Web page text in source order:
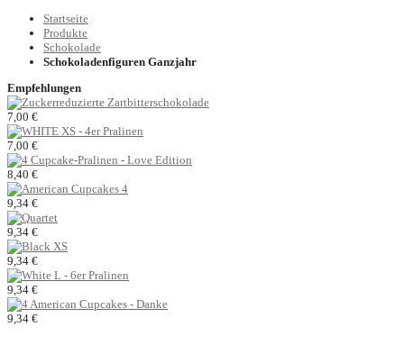
Startseite
Produkte
Schokolade
Schokoladenfiguren Ganzjahr
Empfehlungen
7,00 €
7,00 €
8,40 €
9,34 €
9,34 €
9,34 €
9,34 €
9,34 €